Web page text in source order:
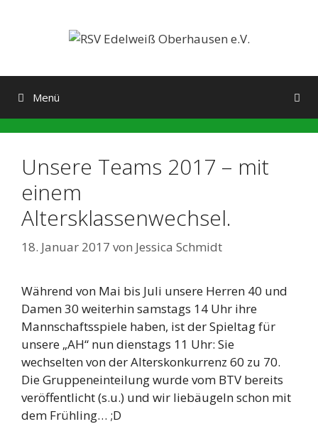
Menü
Unsere Teams 2017 – mit
einem
Altersklassenwechsel.
18. Januar 2017 von Jessica Schmidt
Während von Mai bis Juli unsere Herren 40 und
Damen 30 weiterhin samstags 14 Uhr ihre
Mannschaftsspiele haben, ist der Spieltag für
unsere „AH“ nun dienstags 11 Uhr: Sie
wechselten von der Alterskonkurrenz 60 zu 70.
Die Gruppeneinteilung wurde vom BTV bereits
veröffentlicht (s.u.) und wir liebäugeln schon mit
dem Frühling… ;D